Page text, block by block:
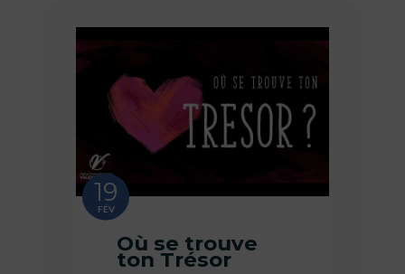
19
FÉV
Où se trouve
ton Trésor